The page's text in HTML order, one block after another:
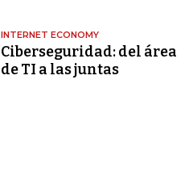
INTERNET ECONOMY
Ciberseguridad: del área
de TI a las juntas